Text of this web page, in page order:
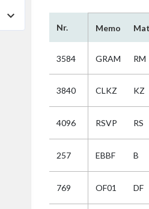
Nr. Memo
3584 GRAM RM
3840 CLKZ KZ
4096 RSVP RS
257 EBBF B
769 OF01 DF